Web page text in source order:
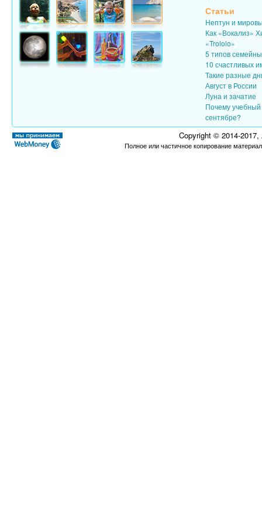
Статьи
Нептун и
Как «Вокализ»
«Trololo»
5 типов
10 счастливых
Такие разные
Август в России
Луна и зачатие
Почему учебный
сентябре?
Copyright © 2014-
Полное или частичное копирование